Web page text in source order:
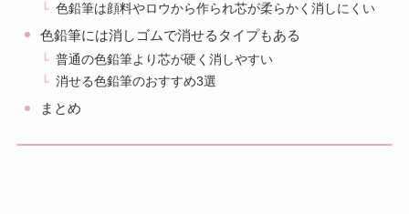
色鉛筆は顔料やロウから作られ芯が柔らかく消しにくい
色鉛筆には消しゴムで消せるタイプもある
普通の色鉛筆より芯が硬く消しやすい
消せる色鉛筆のおすすめ3選
まとめ